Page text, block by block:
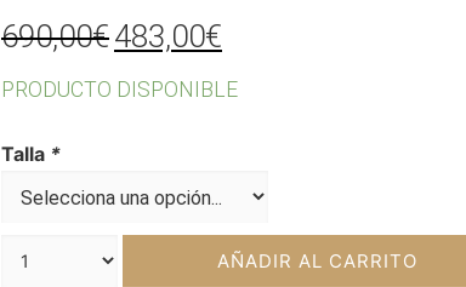
690,00€El
original
483,00€
actual
PRODUCTO DISPONIBLE
Talla *
AÑADIR AL CARRITO